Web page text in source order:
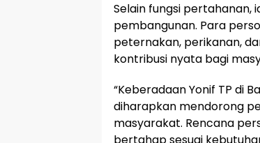
Selain fungsi pertahanan,
pembangunan. Para
peternakan, perikanan,
kontribusi nyata bagi
“Keberadaan Yonif TP di
diharapkan mendorong
masyarakat. Rencana